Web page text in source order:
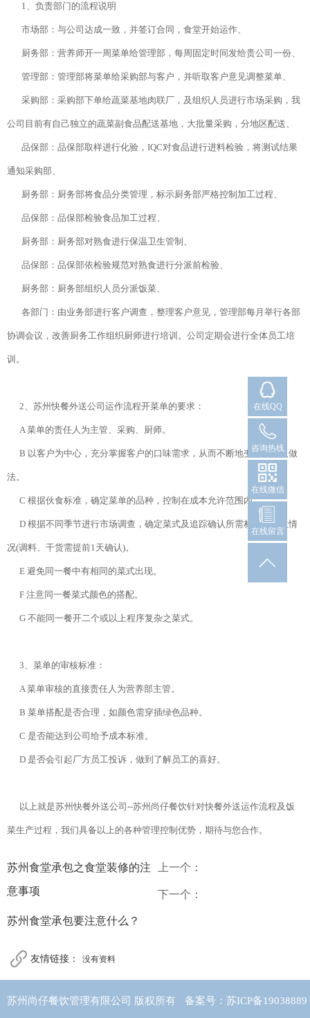
1、负责部门的流程说明
市场部：与公司达成一致，并签订合同，食堂开始运作、
厨务部：营养师开一周菜单给管理部，每周固定时间发给贵公司一份、
管理部：管理部将菜单给采购部与客户，并听取客户意见调整菜单、
采购部：采购部下单给蔬菜基地肉联厂，及组织人员进行市场采购，我
公司目前有自己独立的蔬菜副食品配送基地，大批量采购，分地区配送、
品保部：品保部取样进行化验，IQC对食品进行进料检验，将测试结果
通知采购部、
厨务部：厨务部将食品分类管理，标示厨务部严格控制加工过程、
品保部：品保部检验食品加工过程、
厨务部：厨务部对熟食进行保温卫生管制、
品保部：品保部依检验规范对熟食进行分派前检验、
厨务部：厨务部组织人员分派饭菜、
各部门：由业务部进行客户调查，整理客户意见，管理部每月举行各部
协调会议，改善厨务工作组织厨师进行培训。公司定期会进行全体员工培
训。
2、苏州快餐外送公司运作流程开菜单的要求：
A 菜单的责任人为主管、采购、厨师。
B 以客户为中心，充分掌握客户的口味需求，从而不断地变换菜单及做
法。
C 根据伙食标准，确定菜单的品种，控制在成本允许范围内。
D 根据不同季节进行市场调查，确定菜式及追踪确认所需材料的到位情
况(调料、干货需提前1天确认)。
E 避免同一餐中有相同的菜式出现。
F 注意同一餐菜式颜色的搭配。
G 不能同一餐开二个或以上程序复杂之菜式。
3、菜单的审核标准：
A 菜单审核的直接责任人为营养部主管。
B 菜单搭配是否合理，如颜色需穿插绿色品种。
C 是否能达到公司给予成本标准。
D 是否会引起厂方员工投诉，做到了解员工的喜好。
以上就是苏州快餐外送公司--苏州尚仔餐饮针对快餐外送运作流程及饭
菜生产过程，我们具备以上的各种管理控制优势，期待与您合作。
上一个：
苏州食堂承包之食堂装修的注
意事项
下一个：
苏州食堂承包要注意什么？
友情链接： 没有资料
苏州尚仔餐饮管理有限公司 版权所有 备案号：苏ICP备19038889
在线QQ
咨询热线
在线微信
在线留言
在